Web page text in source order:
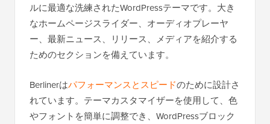
ルに最適な洗練されたWordPressテーマです。大き
なホームページスライダー、オーディオプレーヤ
ー、最新ニュース、リリース、メディアを紹介する
ためのセクションを備えています。
Berlinerはパフォーマンスとスピードのために設計さ
れています。テーマカスタマイザーを使用して、色
やフォントを簡単に調整でき、WordPressブロック